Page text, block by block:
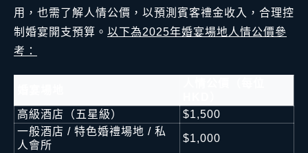
用，也需了解人情公價，以預測賓客禮金收入，合理控
制婚宴開支預算。 以下為2025年婚宴場地人情公價參
考：
高級酒店（五星級）
$1,500
一般酒店 / 特色婚禮場地 / 私
人會所
$1,000